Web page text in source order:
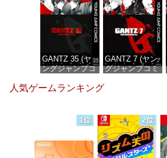
価格：¥100
価格：¥100
GANTZ 35 (ヤ
ングジャンプコ
DIGITAL)
GANTZ 7 (ヤン
グジャンプコミ
人気ゲームランキング
1位 2位